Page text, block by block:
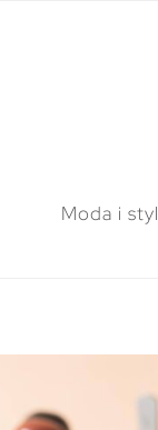
Moda i styl